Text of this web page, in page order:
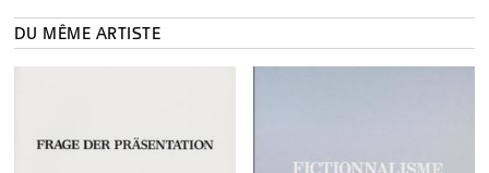
DU MÊME ARTISTE